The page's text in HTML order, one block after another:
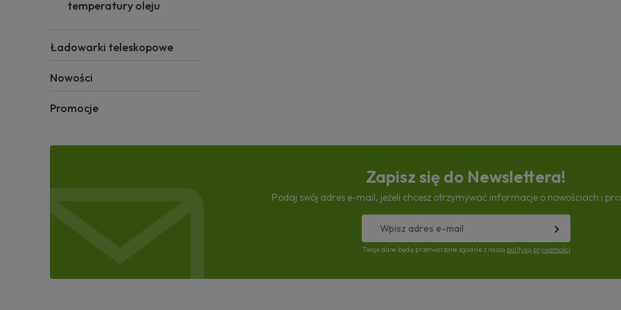
temperatury oleju
Ładowarki teleskopowe
Nowości
Promocje
Zapisz się do Newslettera!
Podaj swój adres e-mail, jeżeli chcesz otrzymywać informacje o nowościach i
Twoje dane będą przetwarzane zgodnie z naszą polityką prywatności